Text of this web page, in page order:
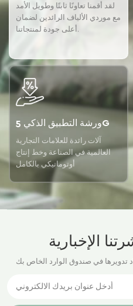
لقد أقمنا تعاونًا ثابتًا وطويل الأمد
مع موردي الألياف الرائدين لضمان
أعلى جودة لمنتجاتنا.
ورشة التطبيق الذكي 5G
آلات رائدة للعلامات التجارية
العالمية في الصناعة وخط إنتاج
أوتوماتيكي بالكامل
الإخبارية